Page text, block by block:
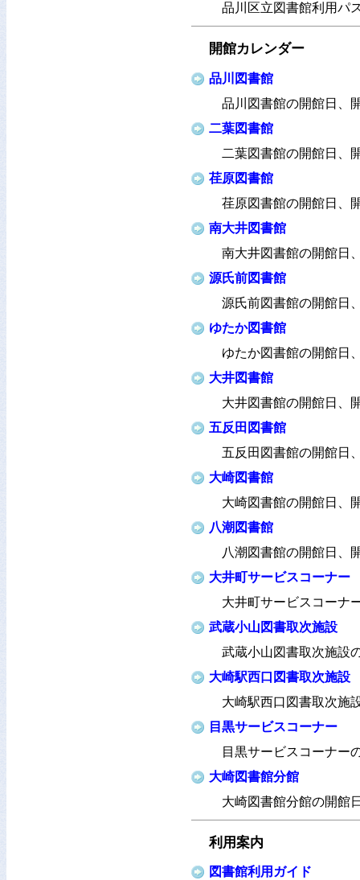
品川区立図書館利用パ
開館カレンダー
品川図書館
品川図書館の開館日、
二葉図書館
二葉図書館の開館日、
荏原図書館
荏原図書館の開館日、
南大井図書館
南大井図書館の開館日
源氏前図書館
源氏前図書館の開館日
ゆたか図書館
ゆたか図書館の開館日
大井図書館
大井図書館の開館日、
五反田図書館
五反田図書館の開館日
大崎図書館
大崎図書館の開館日、
八潮図書館
八潮図書館の開館日、
大井町サービスコーナー
大井町サービスコーナ
武蔵小山図書取次施設
武蔵小山図書取次施
大崎駅西口図書取次施設
大崎駅西口図書取次施
目黒サービスコーナー
目黒サービスコーナー
大崎図書館分館
大崎図書館分館の開館
利用案内
図書館利用ガイド